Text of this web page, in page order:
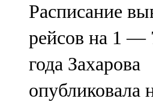
100,0 FM
Нурлат
104,7 FM
Олы Әтнә
Расписание
рейсов на 1 —
года Захарова
опубликовала